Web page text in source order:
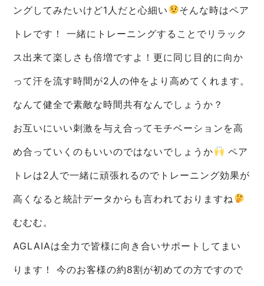
ングしてみたいけど1人だと心細い
そんな時はペア
トレです！ 一緒にトレーニングすることでリラック
ス出来て楽しさも倍増ですよ！更に同じ目的に向か
って汗を流す時間が2人の仲をより高めてくれます。
なんて健全で素敵な時間共有なんでしょうか？
お互いにいい刺激を与え合ってモチベーションを高
め合っていくのもいいのではないでしょうか
ペア
トレは2人で一緒に頑張れるのでトレーニング効果が
高くなると統計データからも言われておりますね
むむむ。
AGLAIAは全力で皆様に向き合いサポートしてまい
ります！ 今のお客様の約8割が初めての方ですので